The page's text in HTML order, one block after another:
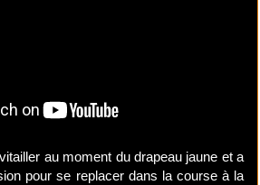
au moment du drapeau jaune et a
pour se replacer dans la course à la